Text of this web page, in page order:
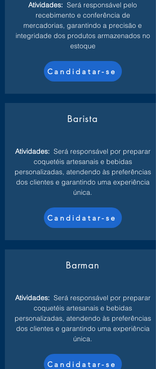
Atividades: Será responsável pelo
recebimento e conferência de
mercadorias, garantindo a precisão e
integridade dos produtos armazenados no
estoque
Candidatar-se
Barista
Atividades: Será responsável por preparar
coquetéis artesanais e bebidas
personalizadas, atendendo às preferências
dos clientes e garantindo uma experiência
única.
Candidatar-se
Barman
Atividades: Será responsável por preparar
coquetéis artesanais e bebidas
personalizadas, atendendo às preferências
dos clientes e garantindo uma experiência
única.
Candidatar-se